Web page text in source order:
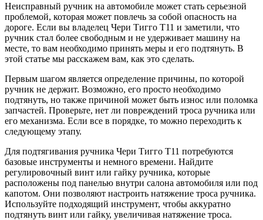
Неисправный ручник на автомобиле может стать серьезной
проблемой, которая может повлечь за собой опасность на
дороге. Если вы владелец Чери Тигго Т11 и заметили, что
ручник стал более свободным и не удерживает машину на
месте, то вам необходимо принять меры и его подтянуть. В
этой статье мы расскажем вам, как это сделать.
Первым шагом является определение причины, по которой
ручник не держит. Возможно, его просто необходимо
подтянуть, но также причиной может быть износ или поломка
запчастей. Проверьте, нет ли повреждений троса ручника или
его механизма. Если все в порядке, то можно переходить к
следующему этапу.
Для подтягивания ручника Чери Тигго Т11 потребуются
базовые инструменты и немного времени. Найдите
регулировочный винт или гайку ручника, которые
расположены под панелью внутри салона автомобиля или под
капотом. Они позволяют настроить натяжение троса ручника.
Используйте подходящий инструмент, чтобы аккуратно
подтянуть винт или гайку, увеличивая натяжение троса.